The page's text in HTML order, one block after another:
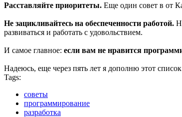
Расставляйте приоритеты. Еще один совет в от
Не зацикливайтесь на обеспеченности работой.
развиваться и работать с удовольствием.
И самое главное: если вам не нравится
Надеюсь, еще через пять лет я дополню этот
Tags:
советы
программирование
разработка